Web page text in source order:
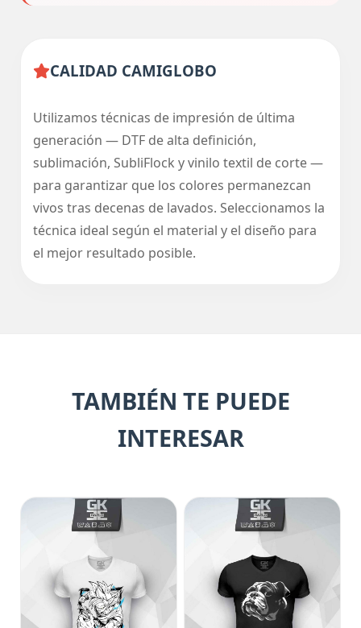
CALIDAD CAMIGLOBO
Utilizamos técnicas de impresión de última
generación — DTF de alta definición,
sublimación, SubliFlock y vinilo textil de corte —
para garantizar que los colores permanezcan
vivos tras decenas de lavados. Seleccionamos la
técnica ideal según el material y el diseño para
el mejor resultado posible.
TAMBIÉN TE PUEDE
INTERESAR